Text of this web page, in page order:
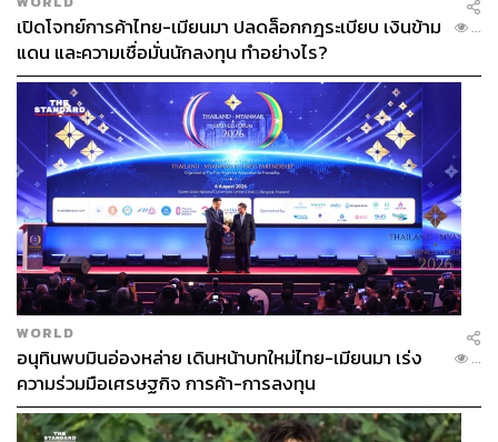
เปิดโจทย์การค้าไทย-เมียนมา ปลดล็อกกฎระเบียบ เงินข้าม
แดน และความเชื่อมั่นนักลงทุน ทำอย่างไร?
...
WORLD
อนุทินพบมินอ่องหล่าย เดินหน้าบทใหม่ไทย-เมียนมา เร่ง
ความร่วมมือเศรษฐกิจ การค้า-การลงทุน
...